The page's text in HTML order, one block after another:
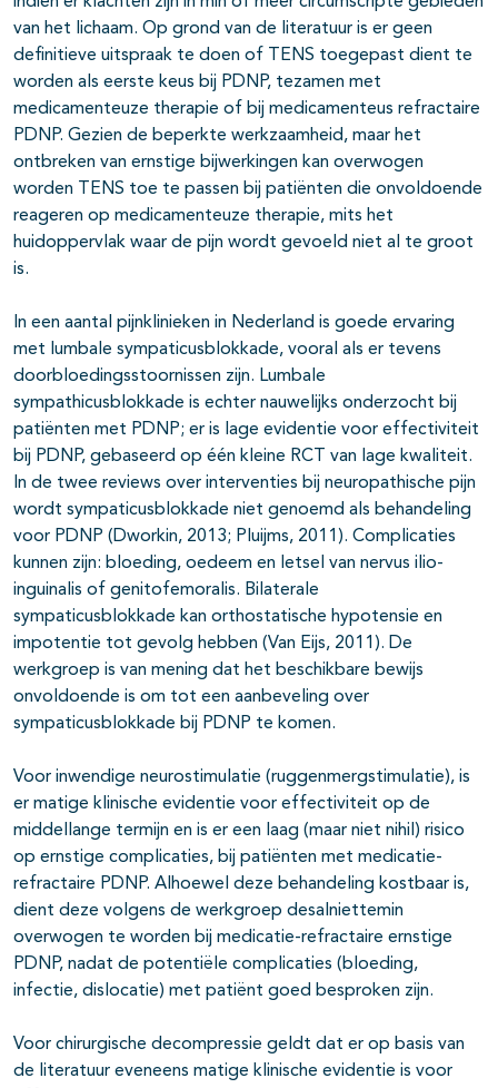
van het lichaam. Op grond van de literatuur is er geen
definitieve uitspraak te doen of TENS toegepast dient te
worden als eerste keus bij PDNP, tezamen met
medicamenteuze therapie of bij medicamenteus refractaire
PDNP. Gezien de beperkte werkzaamheid, maar het
ontbreken van ernstige bijwerkingen kan overwogen
worden TENS toe te passen bij patiënten die onvoldoende
reageren op medicamenteuze therapie, mits het
huidoppervlak waar de pijn wordt gevoeld niet al te groot
is.
In een aantal pijnklinieken in Nederland is goede ervaring
met lumbale sympaticusblokkade, vooral als er tevens
doorbloedingsstoornissen zijn. Lumbale
sympathicusblokkade is echter nauwelijks onderzocht bij
patiënten met PDNP; er is lage evidentie voor effectiviteit
bij PDNP, gebaseerd op één kleine RCT van lage kwaliteit.
In de twee reviews over interventies bij neuropathische pijn
wordt sympaticusblokkade niet genoemd als behandeling
voor PDNP (Dworkin, 2013; Pluijms, 2011). Complicaties
kunnen zijn: bloeding, oedeem en letsel van nervus ilio-
inguinalis of genitofemoralis. Bilaterale
sympaticusblokkade kan orthostatische hypotensie en
impotentie tot gevolg hebben (Van Eijs, 2011). De
werkgroep is van mening dat het beschikbare bewijs
onvoldoende is om tot een aanbeveling over
sympaticusblokkade bij PDNP te komen.
Voor inwendige neurostimulatie (ruggenmergstimulatie), is
er matige klinische evidentie voor effectiviteit op de
middellange termijn en is er een laag (maar niet nihil) risico
op ernstige complicaties, bij patiënten met medicatie-
refractaire PDNP. Alhoewel deze behandeling kostbaar is,
dient deze volgens de werkgroep desalniettemin
overwogen te worden bij medicatie-refractaire ernstige
PDNP, nadat de potentiële complicaties (bloeding,
infectie, dislocatie) met patiënt goed besproken zijn.
Voor chirurgische decompressie geldt dat er op basis van
de literatuur eveneens matige klinische evidentie is voor